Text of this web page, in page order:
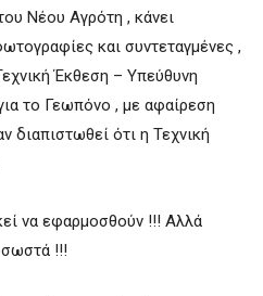
Νέου Αγρότη , κάνει
και συντεταγμένες ,
Έκθεση – Υπεύθυνη
το Γεωπόνο , με αφαίρεση
διαπιστωθεί ότι η Τεχνική
να εφαρμοσθούν !!! Αλλά
!!!